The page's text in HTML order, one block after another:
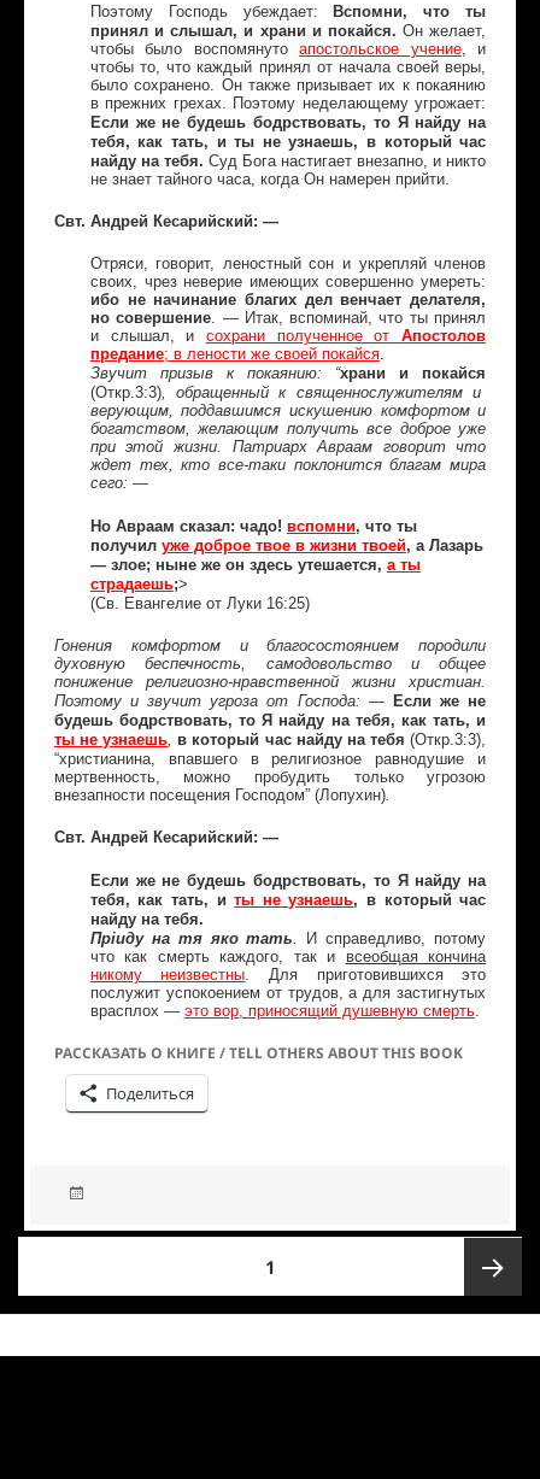
Поэтому Господь убеждает:Вспомни, что ты
принял и слышал, и храни и покайся. Он желает,
чтобы было воспомянутоапостольское учение, и
чтобы то, что каждый принял от начала своей веры,
было сохранено. Он также призывает их к покаянию
в прежних грехах. Поэтому неделающему угрожает:
Если же не будешь бодрствовать, то Я найду на
тебя, как тать, и ты не узнаешь, в который час
найду на тебя. Суд Бога настигает внезапно, и никто
не знает тайного часа, когда Он намерен прийти.
Свт. Андрей Кесарийский: —
Отряси, говорит, леностный сон и укрепляй членов
своих, чрез неверие имеющих совершенно умереть:
ибо не начинание благих дел венчает делателя,
но совершение . — Итак, вспоминай, что ты принял
и слышал, и сохрани полученное отАпостолов
предание; в лености же своей покайся.
Звучит призыв к покаянию: “храни и покайся
(Откр.3:3), обращенный к
священнослужителям и
верующим, поддавшимся искушению комфортом и
богатством, желающим получить все доброе уже
при этой жизни. Патриарх Авраам говорит что
ждет тех, кто все-таки поклонится благам мира
сего: —
Но Авраам сказал: чадо! вспомни, что ты
получил уже доброе твое в жизни твоей, а Лазарь
— злое; ныне же он здесь утешается, а ты
страдаешь;>
(Св. Евангелие от Луки 16:25)
Гонения комфортом и благосостоянием породили
духовную беспечность, самодовольство и общее
понижение религиозно-нравственной жизни христиан.
Поэтому и звучит угроза от Господа: — Если же не
будешь бодрствовать, то Я найду на тебя, как тать, и
ты не узнаешь в который час найду на тебя(Откр.3:3)
“христианина, впавшего в религиозное равнодушие и
мертвенность, можно пробудить только угрозою
внезапности посещения Господом” (Лопухин).
Свт. Андрей Кесарийский: —
Если же не будешь бодрствовать, то Я найду на
тебя, как тать, и ты не узнаешь, в который час
найду на тебя.
Прiиду на тя яко тать
И справедливо, потому
что как смерть каждого, так и всеобщая кончина
никому неизвестны . Для приготовившихся это
послужит успокоением от трудов, а для застигнутых
врасплох — это вор, приносящий душевную смерть.
РАССКАЗАТЬ О КНИГЕ / TELL OTHERS ABOUT THIS BOOK
Поделиться
1